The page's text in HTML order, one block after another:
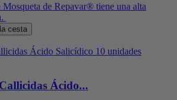
de Repavar® tiene una alta
cesta
Ácido...